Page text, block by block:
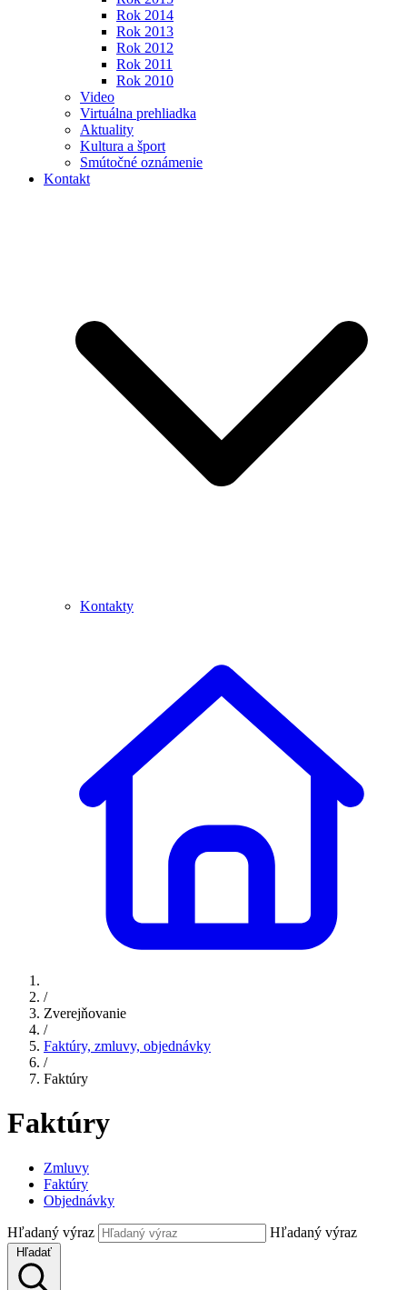
Rok 2014
Rok 2013
Rok 2012
Rok 2011
Rok 2010
Video
Virtuálna prehliadka
Aktuality
Kultura a šport
Smútočné oznámenie
Kontakt
Kontakty
/
Zverejňovanie
/
Faktúry, zmluvy, objednávky
/
Faktúry
Faktúry
Zmluvy
Faktúry
Objednávky
Hľadaný výraz Hľadaný výraz
Hľadať